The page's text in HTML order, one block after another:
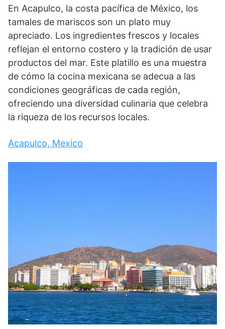
En Acapulco, la costa pacífica de México, los
tamales de mariscos son un plato muy
apreciado. Los ingredientes frescos y locales
reflejan el entorno costero y la tradición de usar
productos del mar. Este platillo es una muestra
de cómo la cocina mexicana se adecua a las
condiciones geográficas de cada región,
ofreciendo una diversidad culinaria que celebra
la riqueza de los recursos locales.
Acapulco, Mexico